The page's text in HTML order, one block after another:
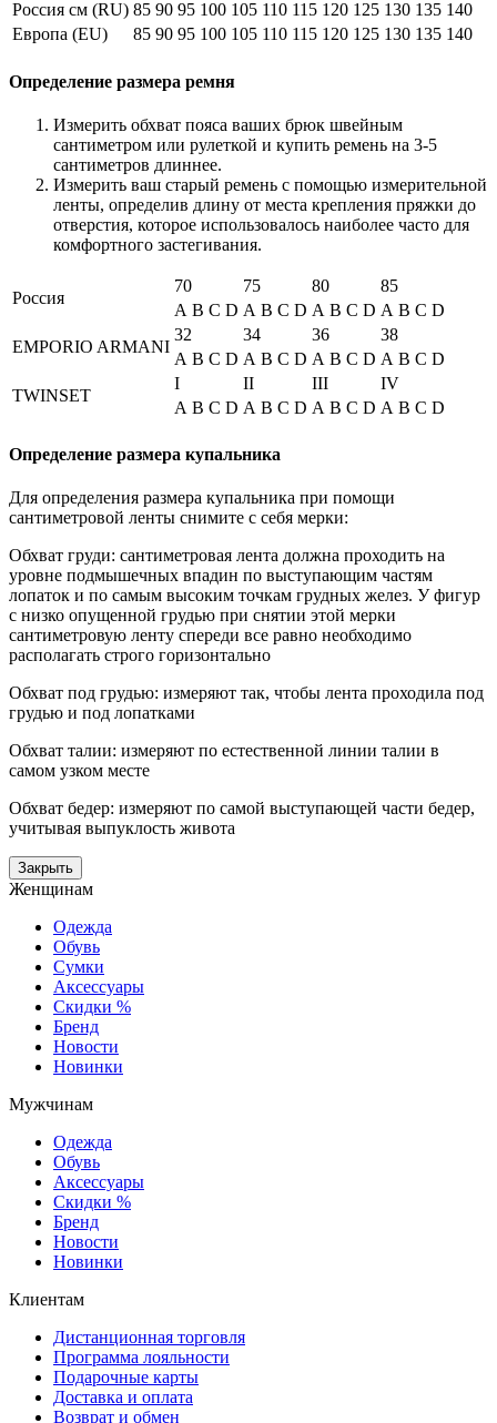
Россия см (RU) 85 90 95 100 105 110 115 120 125 130 135 140
Европа (EU)
85 90 95 100 105 110 115 120 125 130 135 140
Определение размера ремня
Измерить обхват пояса ваших брюк швейным
сантиметром или рулеткой и купить ремень на 3-5
сантиметров длиннее.
Измерить ваш старый ремень с помощью измерительной
ленты, определив длину от места крепления пряжки до
отверстия, которое использовалось наиболее часто для
комфортного застегивания.
Россия
70 75 80
85
A B C D A B C D A B C D A B C D
EMPORIO ARMANI
32 34 36
38
A B C D A B C D A B C D A B C D
TWINSET
I II III
IV
A B C D A B C D A B C D A B C D
Определение размера купальника
Для определения размера купальника при помощи
сантиметровой ленты снимите с себя мерки:
Обхват груди: сантиметровая лента должна проходить на
уровне подмышечных впадин по выступающим частям
лопаток и по самым высоким точкам грудных желез. У фигур
с низко опущенной грудью при снятии этой мерки
сантиметровую ленту спереди все равно необходимо
располагать строго горизонтально
Обхват под грудью: измеряют так, чтобы лента проходила под
грудью и под лопатками
Обхват талии: измеряют по естественной линии талии в
самом узком месте
Обхват бедер: измеряют по самой выступающей части бедер,
учитывая выпуклость живота
Закрыть
Женщинам
Одежда
Обувь
Сумки
Аксессуары
Скидки %
Бренд
Новости
Новинки
Мужчинам
Одежда
Обувь
Аксессуары
Скидки %
Бренд
Новости
Новинки
Клиентам
Дистанционная торговля
Программа лояльности
Подарочные карты
Доставка и оплата
Возврат и обмен